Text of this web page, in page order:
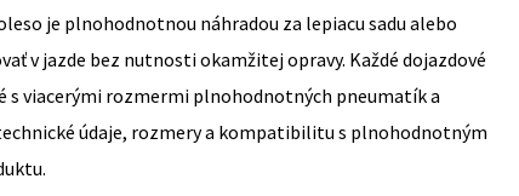
je plnohodnotnou náhradou za lepiacu sadu alebo
v jazde bez nutnosti okamžitej opravy. Každé dojazdové
s viacerými rozmermi plnohodnotných pneumatík a
údaje, rozmery a kompatibilitu s plnohodnotným